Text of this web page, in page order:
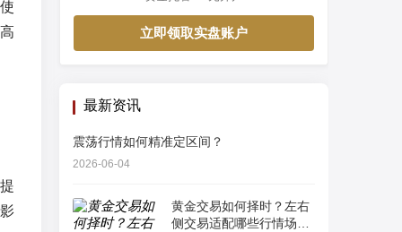
立即领取实盘账户
最新资讯
震荡行情如何精准定区间？
2026-06-04
黄金交易如何择时？左右
侧交易适配哪些行情场